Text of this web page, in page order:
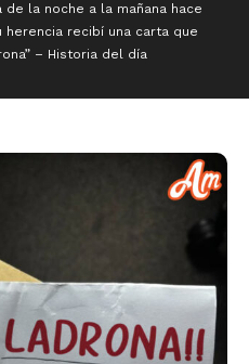
la noche a la mañana hace
recibí una carta que
– Historia del día